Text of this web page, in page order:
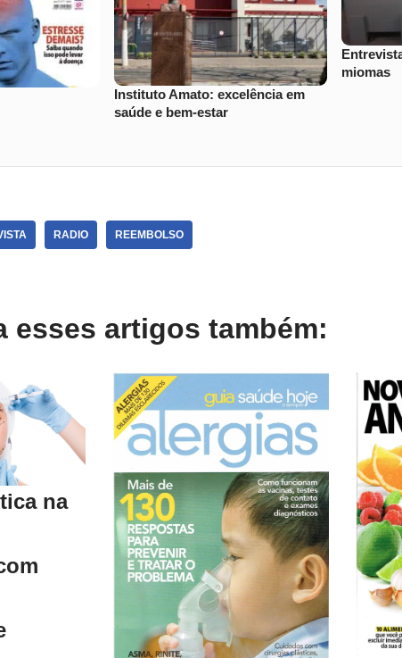
Instituto Amato: excelência em
saúde e bem-estar
miomas
RADIO REEMBOLSO
esses artigos também:
na